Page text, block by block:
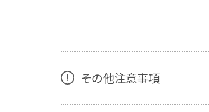
その他注意事項